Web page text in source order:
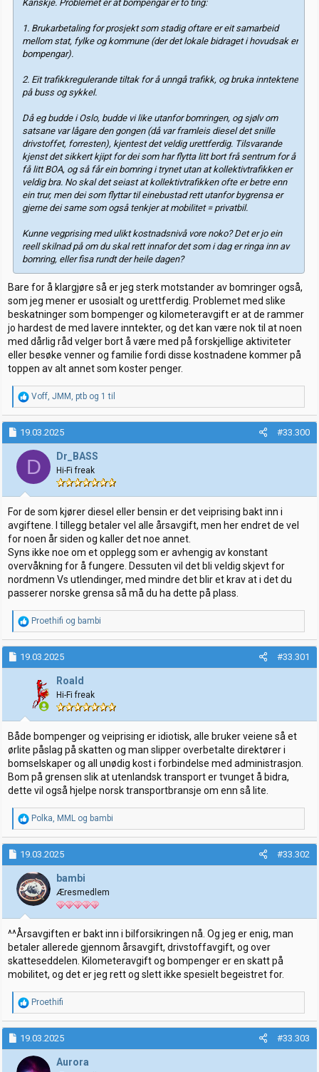
Kanskje. Problemet er at bompengar er to ting:
1. Brukarbetaling for prosjekt som stadig oftare er eit samarbeid
mellom stat, fylke og kommune (der det lokale bidraget i hovudsak er
bompengar).
2. Eit trafikkregulerande tiltak for å unngå trafikk, og bruka inntektene
på buss og sykkel.
Då eg budde i Oslo, budde vi like utanfor bomringen, og sjølv om
satsane var lågare den gongen (då var framleis diesel det snille
drivstoffet, forresten), kjentest det veldig urettferdig. Tilsvarande
kjenst det sikkert kjipt for dei som har flytta litt bort frå sentrum for å
få litt BOA, og så får ein bomring i trynet utan at kollektivtrafikken er
veldig bra. No skal det seiast at kollektivtrafikken ofte er betre enn
ein trur, men dei som flyttar til einebustad rett utanfor bygrensa er
gjerne dei same som også tenkjer at mobilitet = privatbil.
Kunne vegprising med ulikt kostnadsnivå vore noko? Det er jo ein
reell skilnad på om du skal rett innafor det som i dag er ringa inn av
bomring, eller fisa rundt der heile dagen?
Bare for å klargjøre så er jeg sterk motstander av bomringer også,
som jeg mener er usosialt og urettferdig. Problemet med slike
beskatninger som bompenger og kilometeravgift er at de rammer
jo hardest de med lavere inntekter, og det kan være nok til at noen
med dårlig råd velger bort å være med på forskjellige aktiviteter
eller besøke venner og familie fordi disse kostnadene kommer på
toppen av alt annet som koster penger.
R
e
a
k
s
j
o
n
e
r
:
Voff, JMM , ptb og 1 til
19.03.2025 #33.300
D Dr_BASS
Hi-Fi freak
For de som kjører diesel eller bensin er det veiprising bakt inn i
avgiftene. I tillegg betaler vel alle årsavgift, men her endret de vel
for noen år siden og kaller det noe annet.
Syns ikke noe om et opplegg som er avhengig av konstant
overvåkning for å fungere. Dessuten vil det bli veldig skjevt for
nordmenn Vs utlendinger, med mindre det blir et krav at i det du
passerer norske grensa så må du ha dette på plass.
R
e
a
k
s
n
e
r
Proethifi og bambi
19.03.2025 #33.301
Roald
Hi-Fi freak
Både bompenger og veiprising er idiotisk, alle bruker veiene så et
ørlite påslag på skatten og man slipper overbetalte direktører i
bomselskaper og all unødig kost i forbindelse med administrasjon.
Bom på grensen slik at utenlandsk transport er tvunget å bidra,
dette vil også hjelpe norsk transportbransje om enn så lite.
R
e
a
k
s
j
o
n
e
r
:
Polka, MML og bambi
19.03.2025 #33.302
bambi
Æresmedlem
^^Årsavgiften er bakt inn i bilforsikringen nå. Og jeg er enig, man
betaler allerede gjennom årsavgift, drivstoffavgift, og over
skatteseddelen. Kilometeravgift og bompenger er en skatt på
mobilitet, og det er jeg rett og slett ikke spesielt begeistret for.
R
e
a
k
s
j
o
Proethifi
19.03.2025 #33.303
Aurora